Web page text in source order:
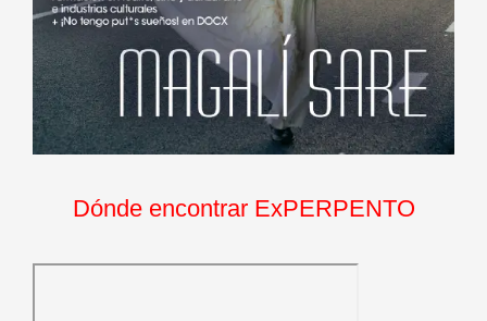
Dónde encontrar ExPERPENTO